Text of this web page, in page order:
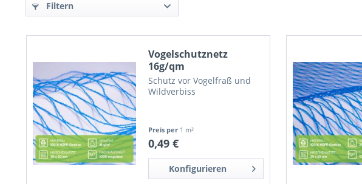
Filtern
Vogelschutznetz
16g/qm
Schutz vor Vogelfraß und
Wildverbiss
Preis per 1 m²
0,49 €
Konfigurieren